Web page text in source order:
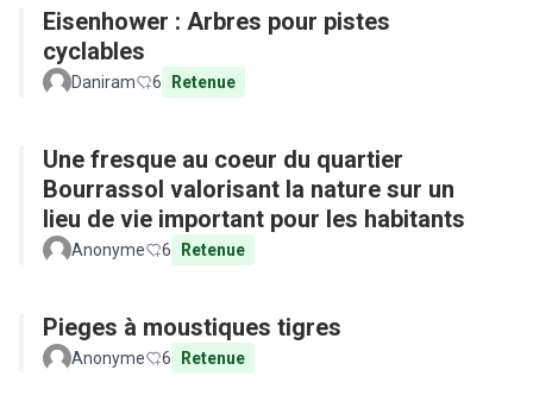
Eisenhower : Arbres pour pistes
cyclables
Daniram 6 Retenue
Une fresque au coeur du quartier
Bourrassol valorisant la nature sur un
lieu de vie important pour les habitants
Anonyme 6 Retenue
Pieges à moustiques tigres
Anonyme 6 Retenue